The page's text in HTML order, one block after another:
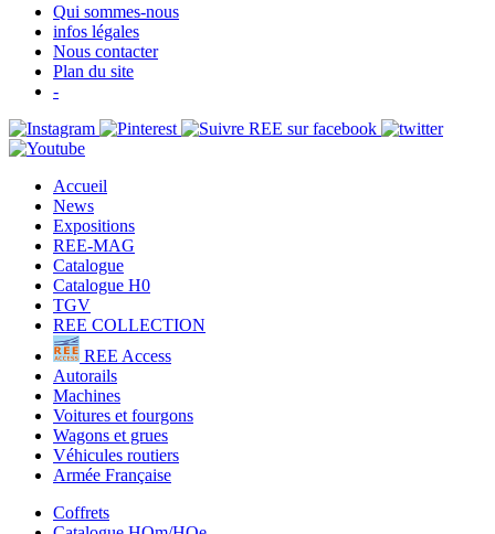
Qui sommes-nous
infos légales
Nous contacter
Plan du site
-
Accueil
News
Expositions
REE-MAG
Catalogue
Catalogue H0
TGV
REE COLLECTION
REE Access
Autorails
Machines
Voitures et fourgons
Wagons et grues
Véhicules routiers
Armée Française
Coffrets